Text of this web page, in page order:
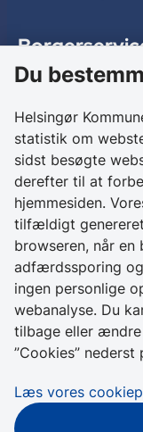
Birkedalsvej 27
Kontakt os
+ 45 49 28 28 28
CVR 64 50 20 18
Skriv sikkert til
Helsingør
Genveje
Cookies
Du
Helsingør
statistik om
sidst besøgte
derefter til at
hjemmesiden.
tilfældigt
browseren, når
adfærdssporing
ingen personlige
webanalyse. Du
tilbage eller
”Cookies” nederst
Læs vores